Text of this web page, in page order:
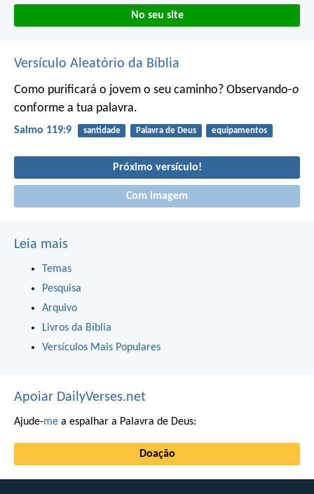
No seu site
Versículo Aleatório da Bíblia
Como purificará o jovem o seu caminho? Observando-o
conforme a tua palavra.
Salmo 119:9 santidade Palavra de Deus equipamentos
Próximo versículo!
Com imagem
Leia mais
Temas
Pesquisa
Arquivo
Livros da Bíblia
Versículos Mais Populares
Apoiar DailyVerses.net
Ajude-me a espalhar a Palavra de Deus:
Doação